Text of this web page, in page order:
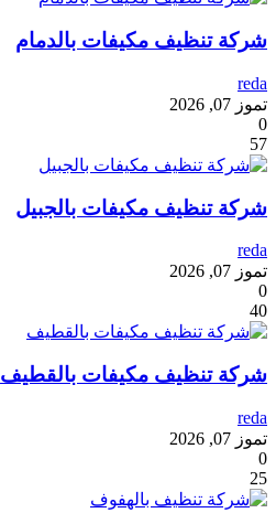
شركة تنظيف مكيفات بالدمام
reda
تموز 07, 2026
0
57
شركة تنظيف مكيفات بالجبيل
reda
تموز 07, 2026
0
40
شركة تنظيف مكيفات بالقطيف
reda
تموز 07, 2026
0
25